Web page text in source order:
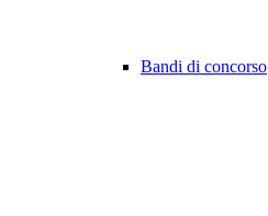
Bandi di concorso